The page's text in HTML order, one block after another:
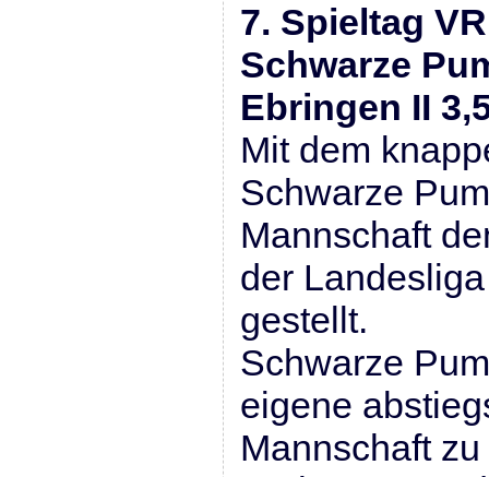
7. Spieltag
Schwarze
Ebringen II
Mit dem
Schwarze
Mannschaft
der
gestellt.
Schwarze
eigene
Mannschaft